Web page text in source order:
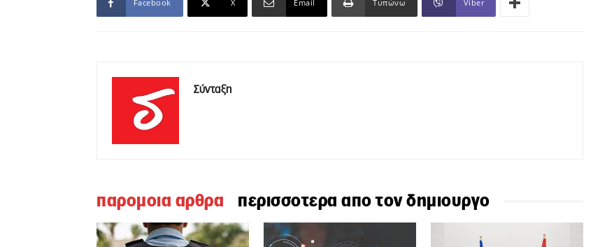
Facebook X Email Τυπώνω Viber
Σύνταξη
παρομοια αρθρα περισσοτερα απο τον δημιουργο